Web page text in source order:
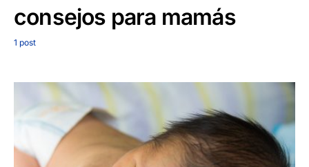
consejos para mamás
1 post